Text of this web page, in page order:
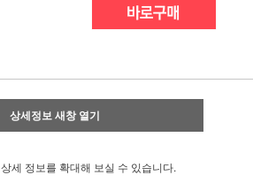
상세정보 새창 열기
상세 정보를 확대해 보실 수 있습니다.